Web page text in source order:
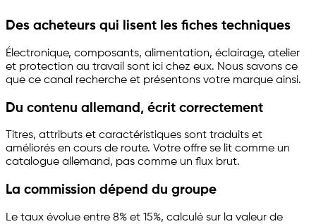
Des acheteurs qui lisent les fiches techniques
Électronique, composants, alimentation, éclairage, atelier
et protection au travail sont ici chez eux. Nous savons ce
que ce canal recherche et présentons votre marque ainsi.
Du contenu allemand, écrit correctement
Titres, attributs et caractéristiques sont traduits et
améliorés en cours de route. Votre offre se lit comme un
catalogue allemand, pas comme un flux brut.
La commission dépend du groupe
Le taux évolue entre 8% et 15%, calculé sur la valeur de